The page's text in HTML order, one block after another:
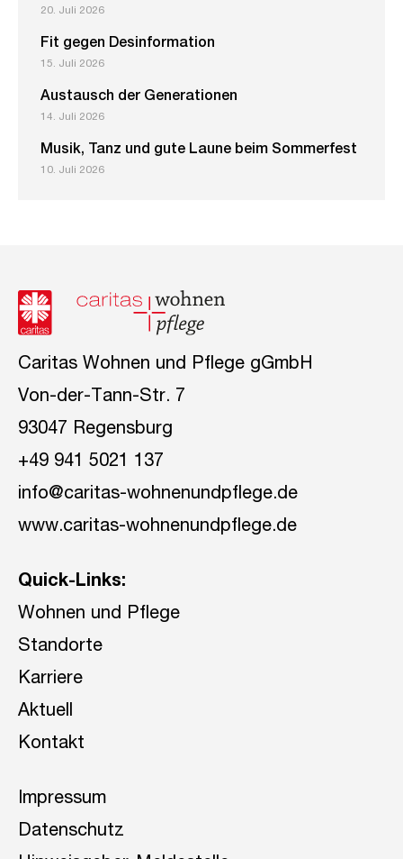
20. Juli 2026
Fit gegen Desinformation
15. Juli 2026
Austausch der Generationen
14. Juli 2026
Musik, Tanz und gute Laune beim Sommerfest
10. Juli 2026
Caritas Wohnen und Pflege gGmbH
Von-der-Tann-Str. 7
93047 Regensburg
+49 941 5021 137
info@caritas-wohnenundpflege.de
www.caritas-wohnenundpflege.de
Quick-Links:
Wohnen und Pflege
Standorte
Karriere
Aktuell
Kontakt
Impressum
Datenschutz